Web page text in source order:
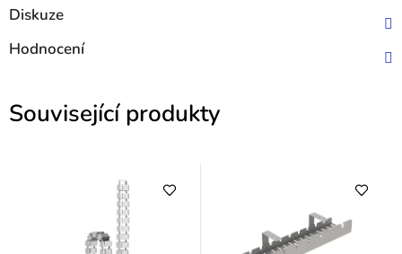
Diskuze
Hodnocení
Související produkty